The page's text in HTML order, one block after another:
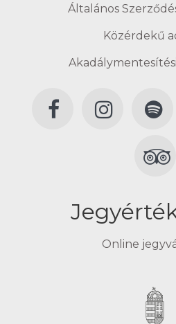
Általános
Közérdekű
Online